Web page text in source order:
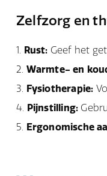
Zelfzorg en
Rust: Geef het
Warmte- en
Fysiotherapie:
Pijnstilling:
Ergonomische